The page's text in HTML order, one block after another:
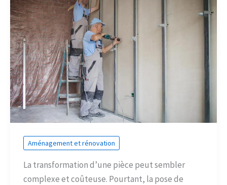
Aménagement et rénovation
La transformation d’une pièce peut sembler
complexe et coûteuse. Pourtant, la pose de